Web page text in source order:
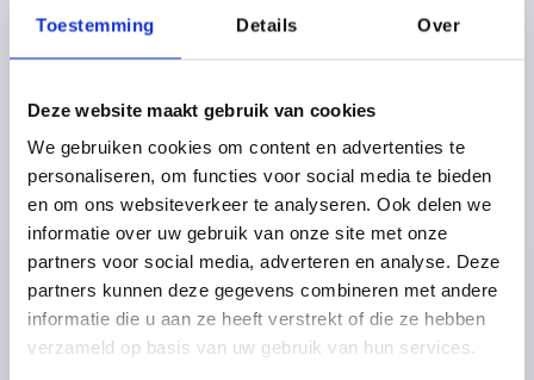
Toestemming Details Over
Deze website maakt gebruik van cookies
We gebruiken cookies om content en advertenties te
personaliseren, om functies voor social media te bieden
en om ons websiteverkeer te analyseren. Ook delen we
informatie over uw gebruik van onze site met onze
partners voor social media, adverteren en analyse. Deze
partners kunnen deze gegevens combineren met andere
informatie die u aan ze heeft verstrekt of die ze hebben
verzameld op basis van uw gebruik van hun services.
THREAD TYPE=INTERNAL THREAD
THREAD=M5
THREAD DEPTH=6
K0110.130005
4,36 €
plus sales tax
DETAILS
PRODUCT DETAILS